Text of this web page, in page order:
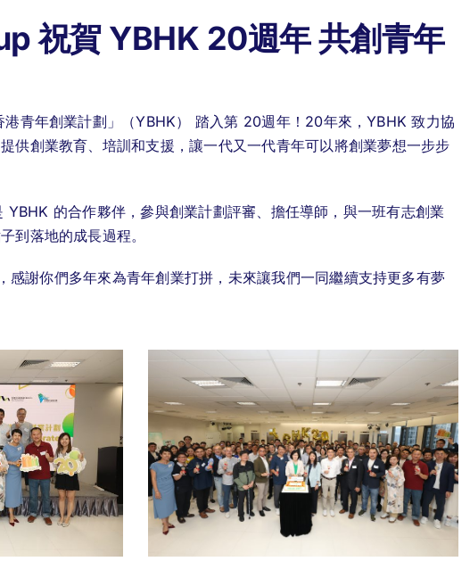
祝賀 YBHK 20週年 共創青年
青年創業計劃」（YBHK） 踏入第 20週年！20年來，YBHK 致力協
供創業教育、培訓和支援，讓一代又一代青年可以將創業夢想一步步
的合作夥伴，參與創業計劃評審、擔任導師，與一班有志創業
到落地的成長過程。
感謝你們多年來為青年創業打拼，未來讓我們一同繼續支持更多有夢